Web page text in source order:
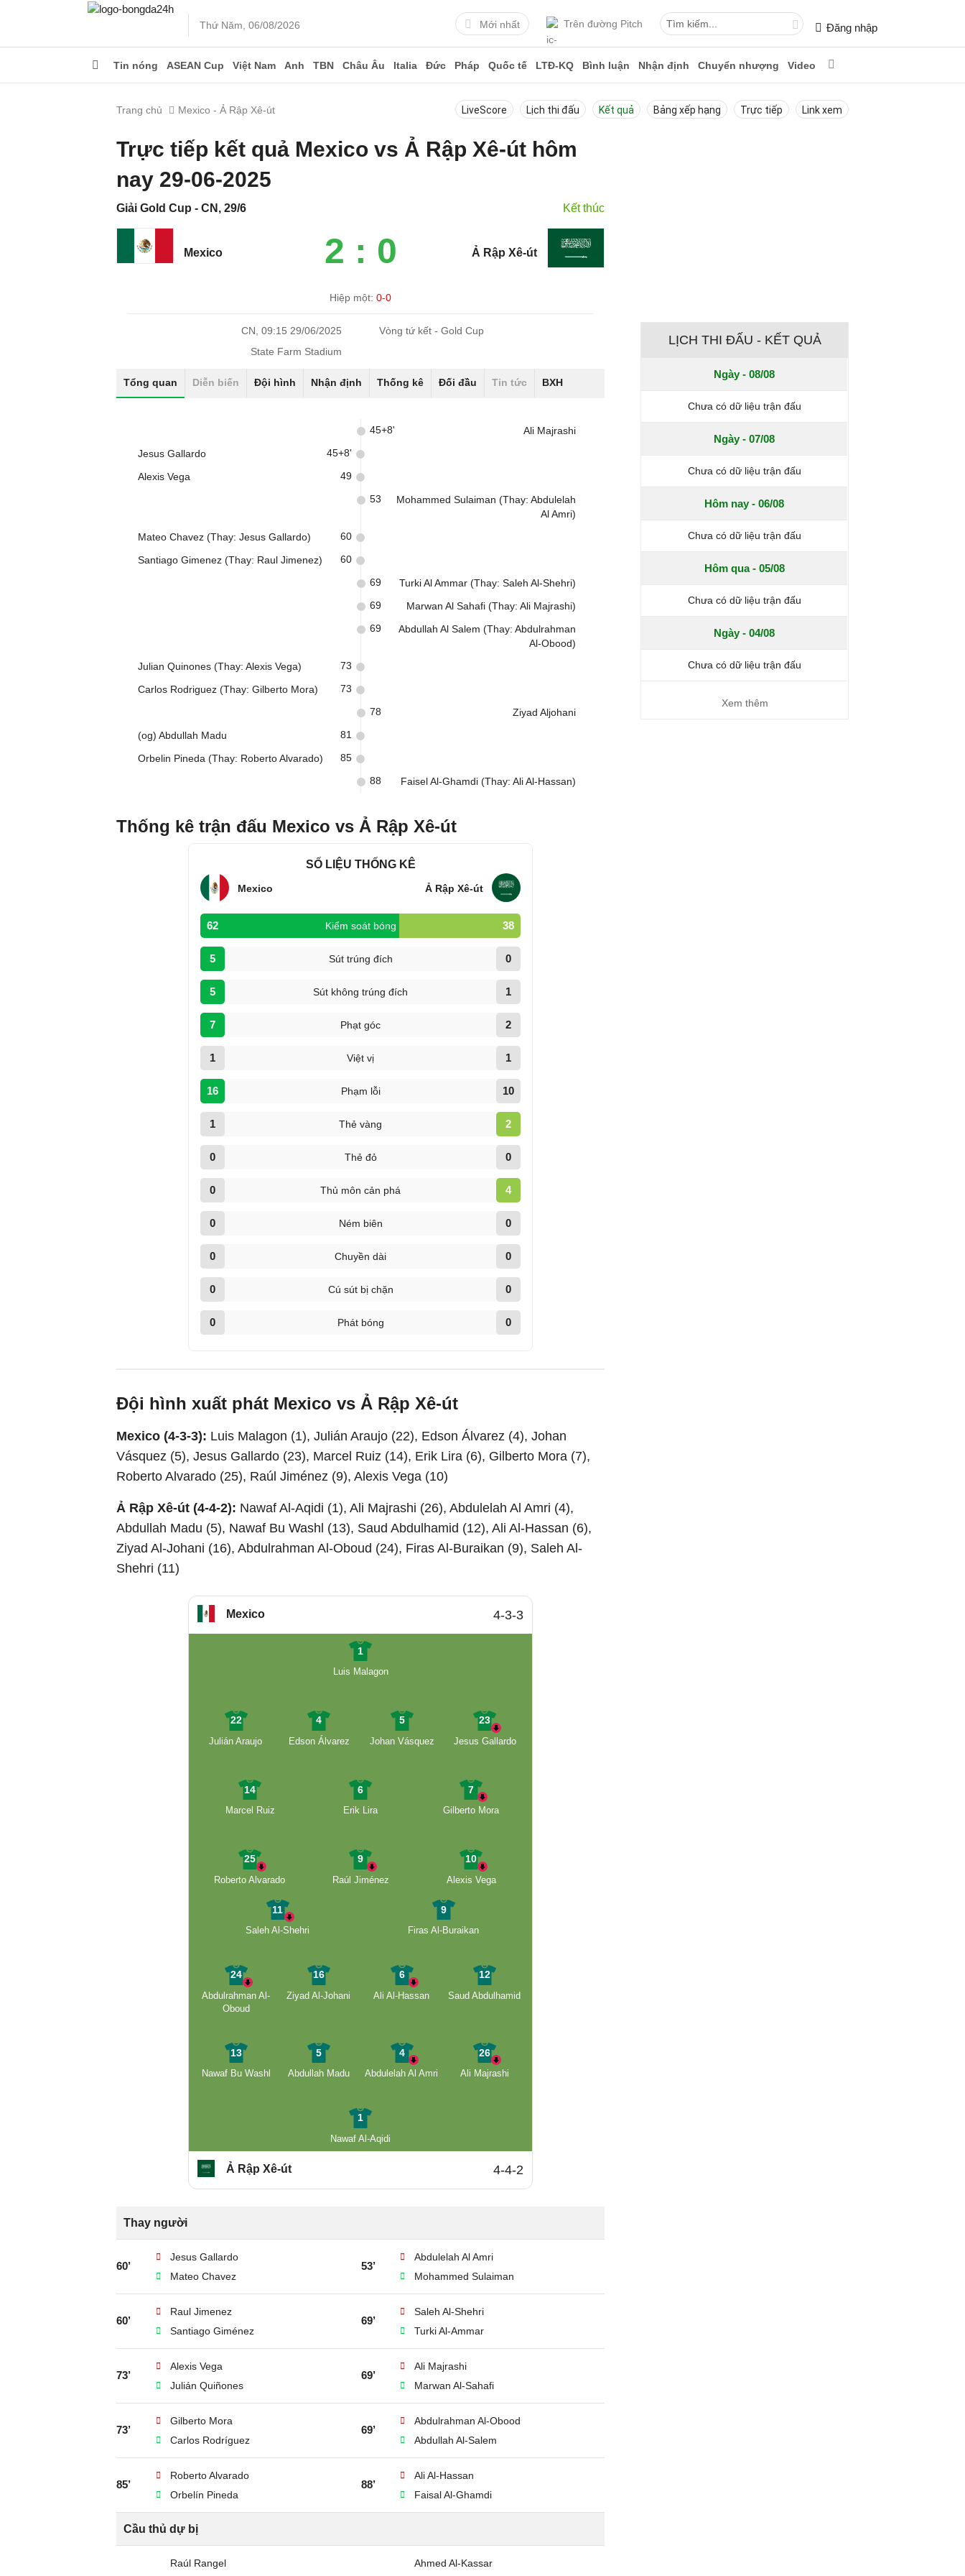
Thứ Năm, 06/08/2026 Mới nhất Trên đường Pitch Đăng nhập
Tin nóng ASEAN Cup Việt Nam Anh TBN Châu Âu Italia Đức Pháp Quốc tế LTĐ-KQ Bình luận Nhận định Chuyển nhượng Video
Trang chủ Mexico - Ả Rập Xê-út LiveScore Lịch thi đấu Kết quả Bảng xếp hạng Trực tiếp Link xem
Trực tiếp kết quả Mexico vs Ả Rập Xê-út hôm
nay 29-06-2025
Giải Gold Cup - CN, 29/6 Kết thúc
Mexico 2 : 0 Ả Rập Xê-út
Hiệp một:0-0
CN, 09:15 29/06/2025
Vòng tứ kết - Gold Cup
State Farm Stadium
Tổng quan Diễn biến Đội hình Nhận định Thống kê Đối đầu Tin tức BXH
Ali Majrashi
45+8'
Jesus Gallardo 45+8'
Alexis Vega 49
Mohammed Sulaiman (Thay: Abdulelah
Al Amri)
53
Mateo Chavez (Thay: Jesus Gallardo) 60
Santiago Gimenez (Thay: Raul Jimenez) 60
Turki Al Ammar (Thay: Saleh Al-Shehri)
69
Marwan Al Sahafi (Thay: Ali Majrashi)
69
Abdullah Al Salem (Thay: Abdulrahman
Al-Obood)
69
Julian Quinones (Thay: Alexis Vega) 73
Carlos Rodriguez (Thay: Gilberto Mora) 73
Ziyad Aljohani
78
(og) Abdullah Madu 81
Orbelin Pineda (Thay: Roberto Alvarado) 85
Faisel Al-Ghamdi (Thay: Ali Al-Hassan)
88
Thống kê trận đấu Mexico vs Ả Rập Xê-út
SỐ LIỆU THỐNG KÊ
Mexico Ả Rập Xê-út
62 Kiểm soát bóng 38
5 Sút trúng đích 0
5 Sút không trúng đích 1
7 Phạt góc 2
1 Việt vị 1
16 Phạm lỗi 10
1 Thẻ vàng 2
0 Thẻ đỏ 0
0 Thủ môn cản phá 4
0 Ném biên 0
0 Chuyền dài 0
0 Cú sút bị chặn 0
0 Phát bóng 0
Đội hình xuất phát Mexico vs Ả Rập Xê-út
Mexico (4-3-3): Luis Malagon (1), Julián Araujo (22), Edson Álvarez (4), Johan
Vásquez (5), Jesus Gallardo (23), Marcel Ruiz (14), Erik Lira (6), Gilberto Mora (7),
Roberto Alvarado (25), Raúl Jiménez (9), Alexis Vega (10)
Ả Rập Xê-út (4-4-2): Nawaf Al-Aqidi (1), Ali Majrashi (26), Abdulelah Al Amri (4),
Abdullah Madu (5), Nawaf Bu Washl (13), Saud Abdulhamid (12), Ali Al-Hassan (6),
Ziyad Al-Johani (16), Abdulrahman Al-Oboud (24), Firas Al-Buraikan (9), Saleh Al-
Shehri (11)
Mexico 4-3-3
1
Luis Malagon
22
Julián Araujo
4
Edson Álvarez
5
Johan Vásquez
23
Jesus Gallardo
14
Marcel Ruiz
6
Erik Lira
7
Gilberto Mora
25
Roberto Alvarado
9
Raúl Jiménez
10
Alexis Vega
11
Saleh Al-Shehri
9
Firas Al-Buraikan
24
Abdulrahman Al-
Oboud
16
Ziyad Al-Johani
6
Ali Al-Hassan
12
Saud Abdulhamid
13
Nawaf Bu Washl
5
Abdullah Madu
4
Abdulelah Al Amri
26
Ali Majrashi
1
Nawaf Al-Aqidi
Ả Rập Xê-út 4-4-2
Thay người
60’
Jesus Gallardo
Mateo Chavez
53’
Abdulelah Al Amri
Mohammed Sulaiman
60’
Raul Jimenez
Santiago Giménez
69’
Saleh Al-Shehri
Turki Al-Ammar
73’
Alexis Vega
Julián Quiñones
69’
Ali Majrashi
Marwan Al-Sahafi
73’
Gilberto Mora
Carlos Rodríguez
69’
Abdulrahman Al-Obood
Abdullah Al-Salem
85’
Roberto Alvarado
Orbelín Pineda
88’
Ali Al-Hassan
Faisal Al-Ghamdi
Cầu thủ dự bị
Raúl Rangel Ahmed Al-Kassar
LỊCH THI ĐẤU - KẾT QUẢ
Ngày - 08/08
Chưa có dữ liệu trận đấu
Ngày - 07/08
Chưa có dữ liệu trận đấu
Hôm nay - 06/08
Chưa có dữ liệu trận đấu
Hôm qua - 05/08
Chưa có dữ liệu trận đấu
Ngày - 04/08
Chưa có dữ liệu trận đấu
Xem thêm